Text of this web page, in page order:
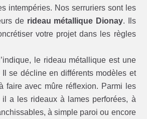
intempéries. Nos serruriers sont les
de rideau métallique Dionay. Ils
votre projet dans les règles
le rideau métallique est une
Il se décline en différents modèles et
faire avec mûre réflexion. Parmi les
il a les rideaux à lames perforées, à
à simple paroi ou encore